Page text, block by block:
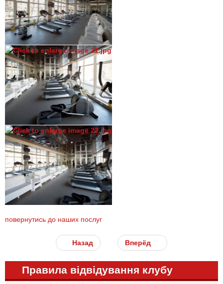
повернутись до наших послуг
Назад Вперёд
Правила відвідування клубу